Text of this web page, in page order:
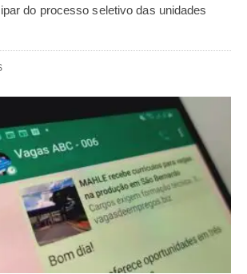
do processo seletivo das unidades